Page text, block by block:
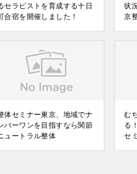
セラピストを育成する十日
合宿を開催しました！
状
京
体セミナー東京、地域でナ
バーワンを目指すなら関節
ュートラル整体
む
る
セ